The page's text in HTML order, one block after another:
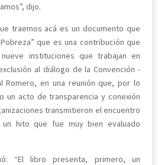
dijo.
traemos acá es un documento que
que es una contribución que
instituciones que trabajan en
al diálogo de la Convención -
Romero, en una reunión que, por lo
un acto de transparencia y conexión
transmitieron el encuentro
hito que fue muy bien evaluado
“El libro presenta, primero, un